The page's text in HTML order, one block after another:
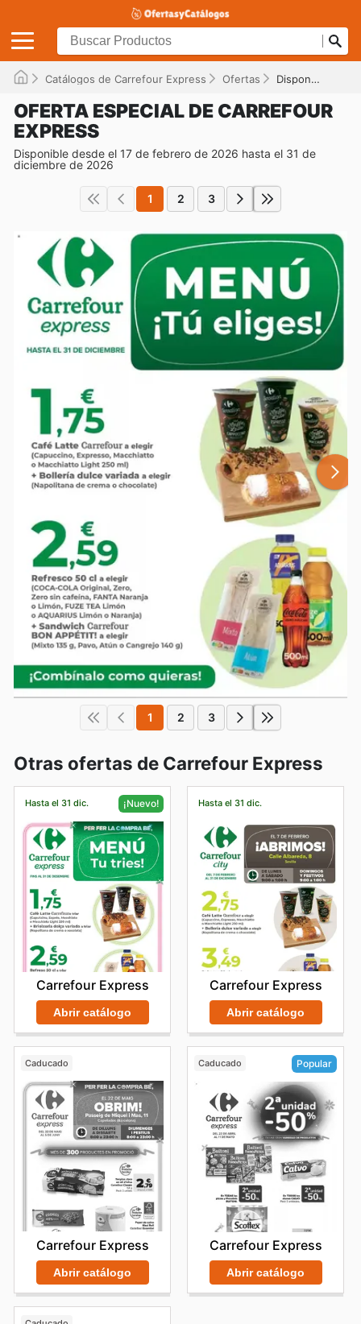
Catálogos de Carrefour Express Ofertas Disponible hasta el 31/12/2026
OFERTA ESPECIAL DE CARREFOUR
EXPRESS
Disponible desde el 17 de febrero de 2026 hasta el 31 de
diciembre de 2026
1 2 3
1 2 3
Otras ofertas de Carrefour Express
Hasta el 31 dic. ¡Nuevo!
Carrefour Express
Abrir catálogo
Hasta el 31 dic.
Carrefour Express
Abrir catálogo
Caducado
Carrefour Express
Abrir catálogo
Caducado Popular
Carrefour Express
Abrir catálogo